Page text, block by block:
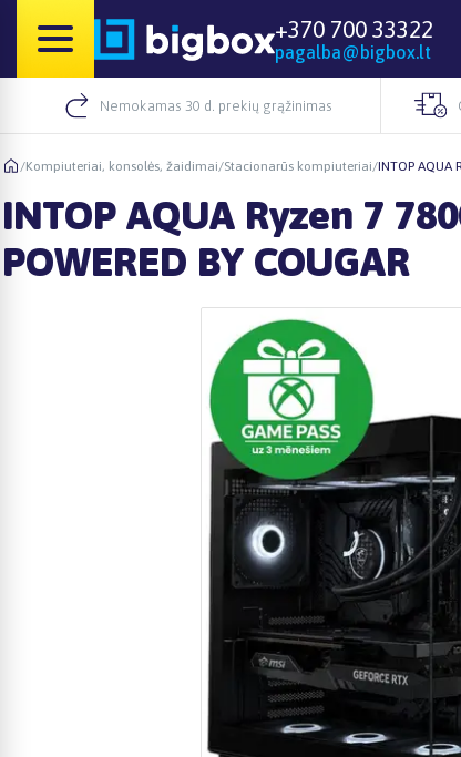
+370 700 33322
pagalba@bigbox.lt
Nemokamas 30 d. prekių grąžinimas
/Kompiuteriai, konsolės, žaidimai/Stacionarūs kompiuteriai/INTOP AQUA
INTOP AQUA Ryzen 7
POWERED BY COUGAR